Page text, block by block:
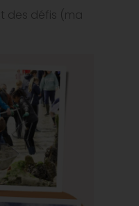
des défis (ma